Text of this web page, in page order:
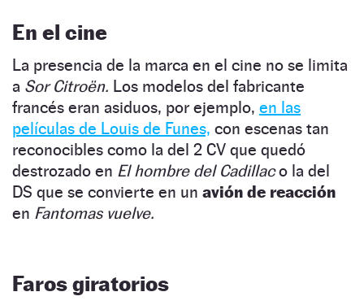
En el cine
La presencia de la marca en el cine no se limita
a Sor Citroën. Los modelos del fabricante
francés eran asiduos, por ejemplo, en las
películas de Louis de Funes, con escenas tan
reconocibles como la del 2 CV que quedó
destrozado en El hombre del Cadillaco la del
DS que se convierte en un avión de reacción
en Fantomas vuelve.
Faros giratorios